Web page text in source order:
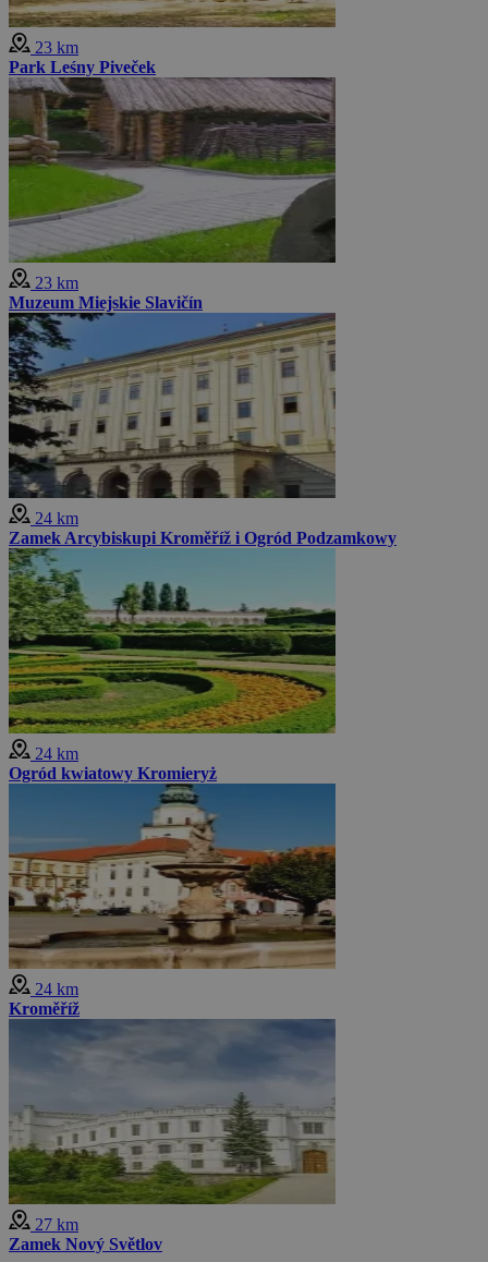
23 km
Park Leśny Piveček
23 km
Muzeum Miejskie Slavičín
24 km
Zamek Arcybiskupi Kroměříž i Ogród Podzamkowy
24 km
Ogród kwiatowy Kromieryż
24 km
Kroměříž
27 km
Zamek Nový Světlov